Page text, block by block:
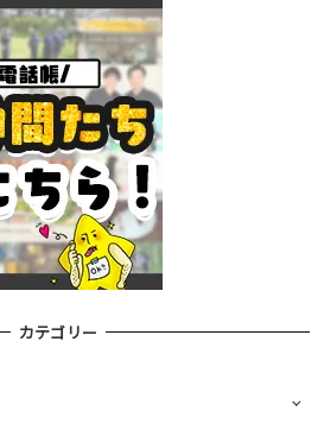
カテゴリー